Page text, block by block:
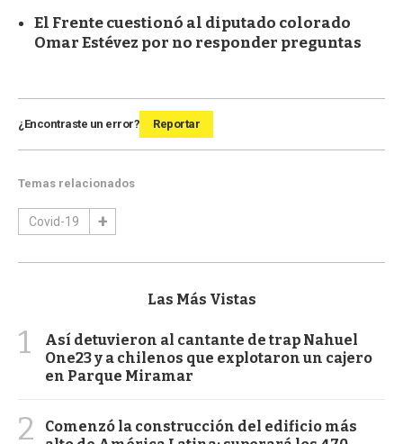
El Frente cuestionó al diputado colorado
Omar Estévez por no responder preguntas
¿Encontraste un error? Reportar
Temas relacionados
Covid-19
Las Más Vistas
1
Así detuvieron al cantante de trap Nahuel
One23 y a chilenos que explotaron un cajero
en Parque Miramar
2
Comenzó la construcción del edificio más